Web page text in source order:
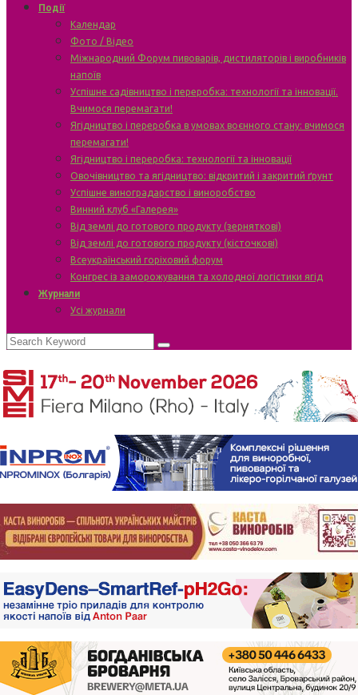
Події
Календар
Фото / Відео
Міжнародний Форум пивоварів, дистиляторів і виробників
напоїв
Успішне садівництво і переробка: технології та інновації.
Вчимося перемагати!
Ягідництво і переробка в умовах воєнного стану: вчимося
перемагати!
Ягідництво і переробка: технології та інновації
Овочівництво та ягідництво: відкритий і закритий ґрунт
Успішне виноградарство і виноробство
Винний клуб «Галерея»
Від землі до готового продукту (зерняткові)
Від землі до готового продукту (кісточкові)
Всеукраїнський горіховий форум
Конгрес із заморожування та холодної логістики ягід
Журнали
Усі журнали